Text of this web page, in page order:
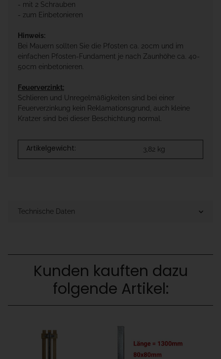
- mit 2 Schrauben
- zum Einbetonieren
Hinweis:
Bei Mauern sollten Sie die Pfosten ca. 20cm und im
einfachen Pfosten-Fundament je nach Zaunhöhe ca. 40-
50cm einbetonieren.
Feuerverzinkt:
Schlieren und Unregelmäßigkeiten sind bei einer
Feuerverzinkung kein Reklamationsgrund, auch kleine
Kratzer sind bei dieser Beschichtung normal.
Artikelgewicht: 3,82 kg
Technische Daten
Kunden kauften dazu
folgende Artikel: